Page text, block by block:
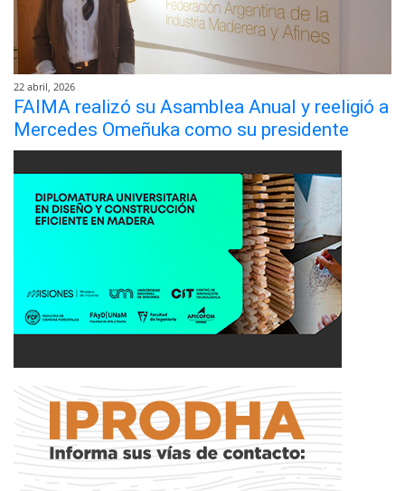
22 abril, 2026
FAIMA realizó su Asamblea Anual y reeligió a
Mercedes Omeñuka como su presidente